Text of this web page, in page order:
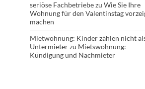
seriöse Fachbetriebezu Wie Sie Ihre
Wohnung für den Valentinstag
machen
Mietwohnung: Kinder zählen nicht
Untermieterzu Mietswohnung:
Kündigung und Nachmieter